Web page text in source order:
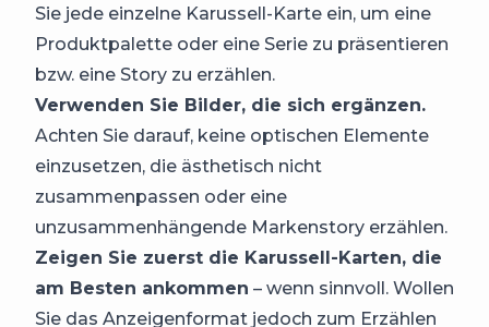
Sie jede einzelne Karussell-Karte ein, um eine
Produktpalette oder eine Serie zu präsentieren
bzw. eine Story zu erzählen.
Verwenden Sie Bilder, die sich ergänzen.
Achten Sie darauf, keine optischen Elemente
einzusetzen, die ästhetisch nicht
zusammenpassen oder eine
unzusammenhängende Markenstory erzählen.
Zeigen Sie zuerst die Karussell-Karten, die
am Besten ankommen – wenn sinnvoll. Wollen
Sie das Anzeigenformat jedoch zum Erzählen